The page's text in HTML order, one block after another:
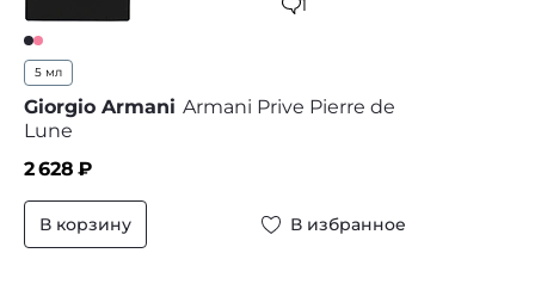
1
5 мл
Giorgio Armani Armani Prive Pierre de
Lune
2 628 ₽
В корзину В избранное